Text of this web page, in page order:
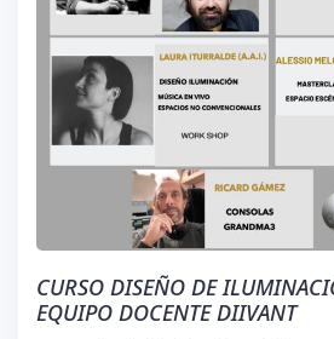
CURSO DISEÑO DE
EQUIPO DOCENTE DIIVANT